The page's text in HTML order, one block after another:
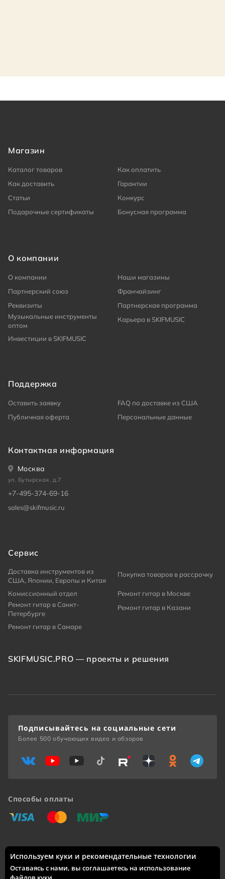
Магазин
Каталог товаров
Как оплатить
Как доставить
Гарантии
Статьи
Конкурс
Подарочные сертификаты
Бонусная программа
О компании
О компании
Наши магазины
Партнерский союз
Франчайзинг
Реквизиты
Партнерская программа
Музыкальные инструменты
оптом
Карьера в SKIFMUSIC
Инвестиции в SKIFMUSIC
Поддержка
Оставить заявку
FAQ по доставке из США
Публичная оферта
Персональные данные
Контактная информация
Москва
ул. Бутырская, д.7
+7-495-374-69-16
sales@skifmusic.ru
Сервис
Доставка инструментов из
США, Японии, Европы и Китая
Покупка товаров в рассрочку
Комиссионный отдел
Ремонт гитар в Москве
Ремонт гитар в Санкт-
Петербурге
Ремонт гитар в Казани
Ремонт гитар в Самаре
SKIFMUSIC.PRO — проекты и решения
Доставка по России: Москва, Санкт-Петербург, Новосибирск,
Екатеринбург, Казань, Нижний Новгород, Челябинск,
Красноярск, Самара, Уфа, Ростов-на-Дону, Омск, Краснодар,
Способы оплаты
«Виза» «Мастеркард»
«Мир»
Подписывайтесь на социальные сети
Более 500 обучающих видео и обзоров
Используем куки и рекомендательные технологии
Оставаясь с нами, вы соглашаетесь на использование